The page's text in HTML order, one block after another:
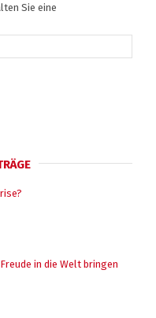
Sie eine
in die Welt bringen